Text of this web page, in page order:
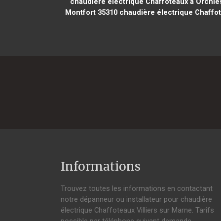
Montfort 35310 chaudière électrique
Informations
Trouvez toutes les informations en contactant
notre dépanneur ou installateur pour chaudière
électrique Chaffoteaux Villiers sur Marne. Tarifs